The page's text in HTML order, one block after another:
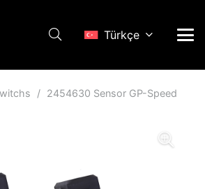
Türkçe
/ 2454630 Sensor GP-Speed